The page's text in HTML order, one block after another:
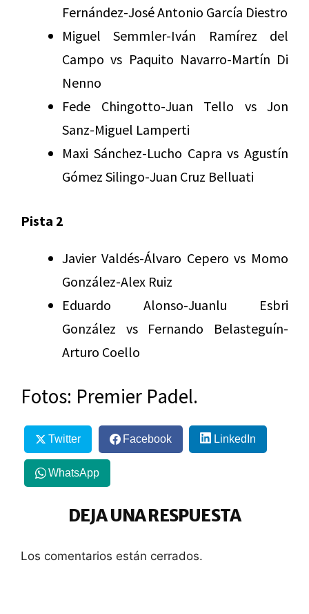
Fernández-José Antonio García Diestro
Miguel Semmler-Iván Ramírez del
Campo vs Paquito Navarro-Martín Di
Nenno
Fede Chingotto-Juan Tello vs Jon
Sanz-Miguel Lamperti
Maxi Sánchez-Lucho Capra vs Agustín
Gómez Silingo-Juan Cruz Belluati
Pista 2
Javier Valdés-Álvaro Cepero vs Momo
González-Alex Ruiz
Eduardo Alonso-Juanlu Esbri
González vs Fernando Belasteguín-
Arturo Coello
Fotos: Premier Padel.
Twitter Facebook LinkedIn
WhatsApp
DEJA UNA RESPUESTA
Los comentarios están cerrados.